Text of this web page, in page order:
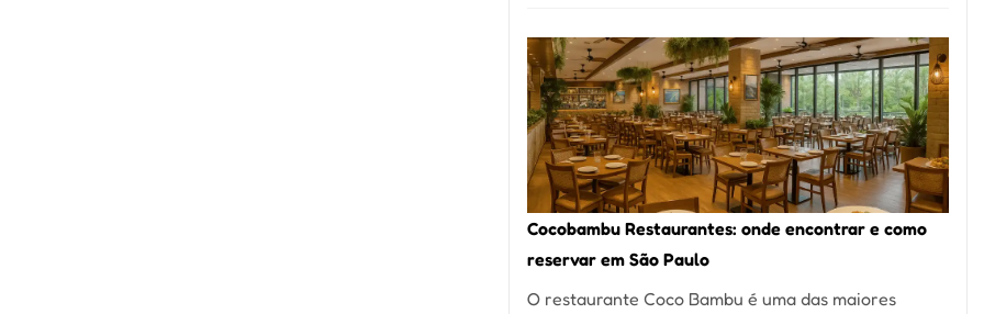
Melhores
Restaurantes
em
São
Paulo:
Um
Guia
para
Cocobambu Restaurantes: onde encontrar e como
reservar em São Paulo
O restaurante Coco Bambu é uma das maiores